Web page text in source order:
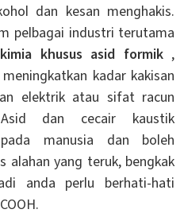
dan kesan menghakis.
pelbagai industri terutama
khusus asid formik,
kadar kakisan
elektrik atau sifat racun
dan cecair kaustik
manusia dan boleh
alahan yang teruk, bengkak
anda perlu berhati-hati